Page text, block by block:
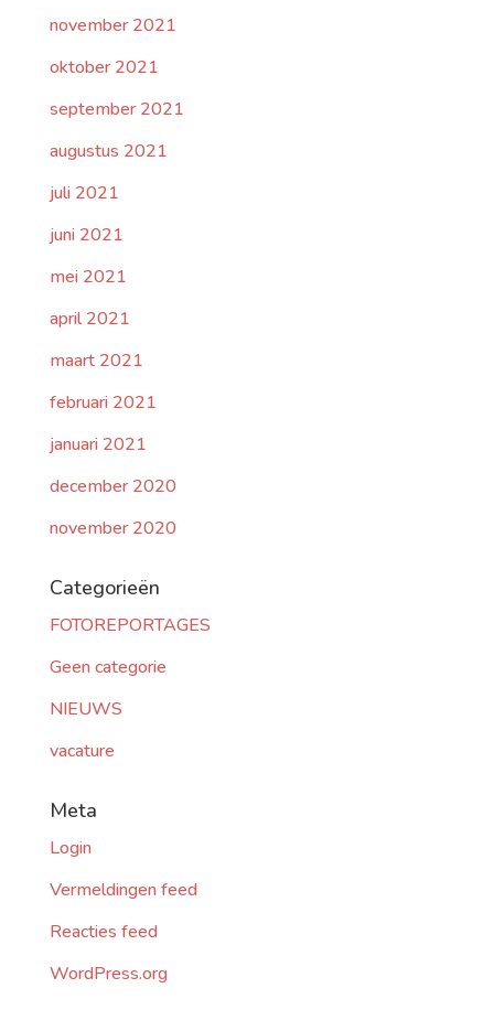
november 2021
oktober 2021
september 2021
augustus 2021
juli 2021
juni 2021
mei 2021
april 2021
maart 2021
februari 2021
januari 2021
december 2020
november 2020
Categorieën
FOTOREPORTAGES
Geen categorie
NIEUWS
vacature
Meta
Login
Vermeldingen feed
Reacties feed
WordPress.org